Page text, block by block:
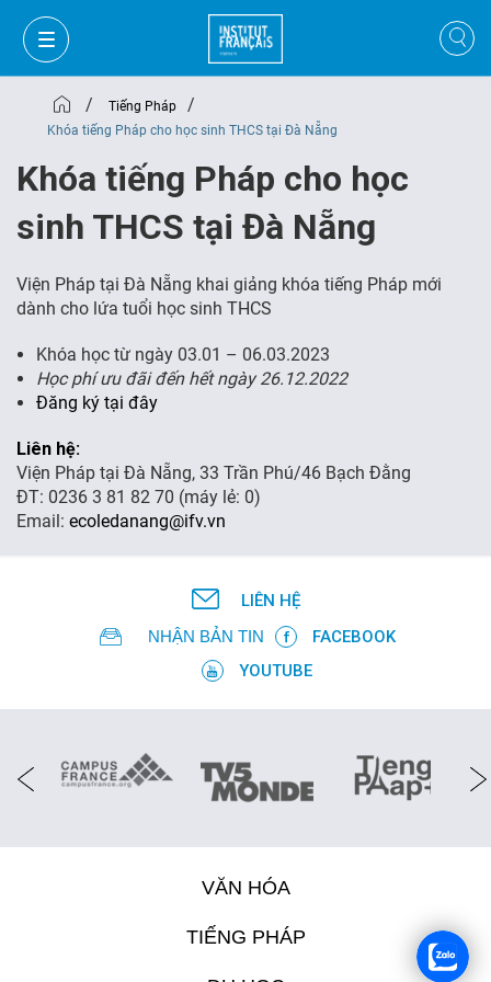
GIỎ HÀNG
VI
VI
/ Tiếng Pháp /
Khóa tiếng Pháp cho học sinh THCS tại Đà Nẵng
Khóa tiếng Pháp cho học
sinh THCS tại Đà Nẵng
Viện Pháp tại Đà Nẵng khai giảng khóa tiếng Pháp mới
dành cho lứa tuổi học sinh THCS
Khóa học từ ngày 03.01 – 06.03.2023
Học phí ưu đãi đến hết ngày 26.12.2022
Đăng ký tại đây
Liên hệ:
Viện Pháp tại Đà Nẵng, 33 Trần Phú/46 Bạch Đằng
ĐT: 0236 3 81 82 70 (máy lẻ: 0)
Email: ecoledanang@ifv.vn
LIÊN HỆ
NHẬN BẢN TIN
FACEBOOK
YOUTUBE
VĂN HÓA
TIẾNG PHÁP